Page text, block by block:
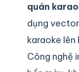
quán
dụng
karaoke
Công nghệ